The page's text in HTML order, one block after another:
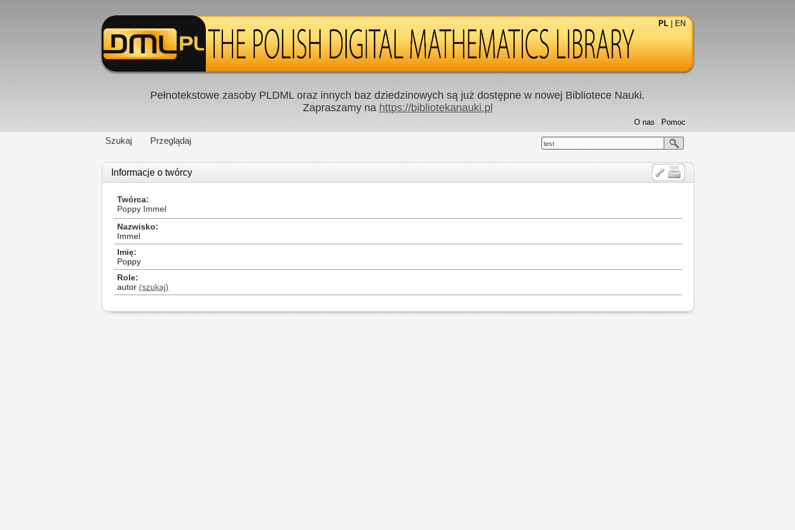
PL EN
Pełnotekstowe zasoby PLDML oraz innych baz dziedzinowych są już dostępne w nowej Bibliotece Nauki.
Zapraszamy na https://bibliotekanauki.pl
Szukaj Przeglądaj
Pomoc
O nas
test
Informacje o twórcy
Twórca
Poppy Immel
Nazwisko
Immel
Imię
Poppy
Role
autor (szukaj)